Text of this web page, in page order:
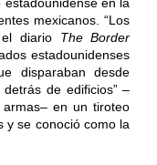
mexicanos. “Los
el diario The Border
estadounidenses
disparaban desde
de edificios” –
en un tiroteo
y se conoció como la